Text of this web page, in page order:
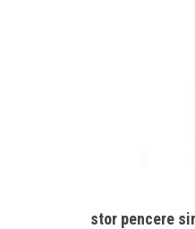
stor pencere